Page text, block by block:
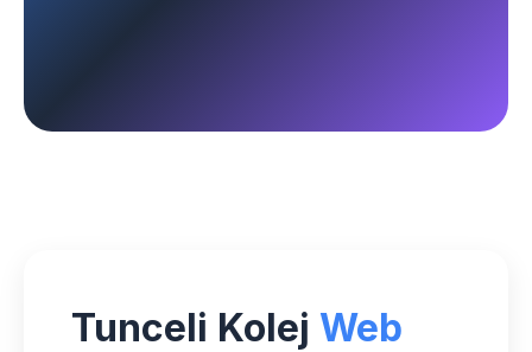
Tunceli Kolej Web